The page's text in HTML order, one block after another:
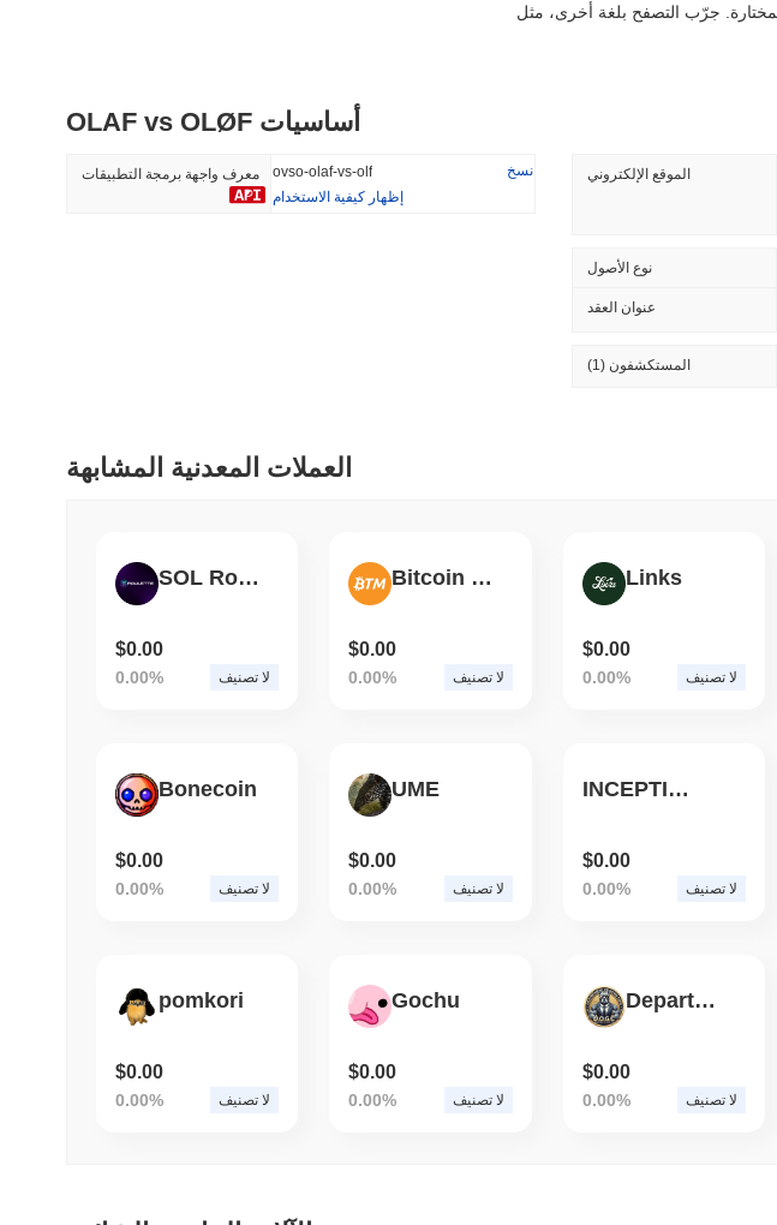
#708 #532OLAF vs OLØF أساسيات
معرف واجهة برمجة التطبيقات ovso-olaf-vs-olf
نسخ
إظهار كيفية الاستخدام
الموقع الإلكتروني
نوع الأصول
عنوان العقد
المستكشفون (1)
العملات المعدنية المشابهة
SOL Roulette
$0.00
0.00% لا تصنيف
Bitcoin Treasury Machine
$0.00
0.00% لا تصنيف
Links
$0.00
0.00% لا تصنيف
Bonecoin
$0.00
0.00% لا تصنيف
UME
$0.00
0.00% لا تصنيف
INCEPTION
$0.00
0.00% لا تصنيف
pomkori
$0.00
0.00% لا تصنيف
Gochu
$0.00
0.00% لا تصنيف
Department Of Gains Coin
$0.00
0.00% لا تصنيف